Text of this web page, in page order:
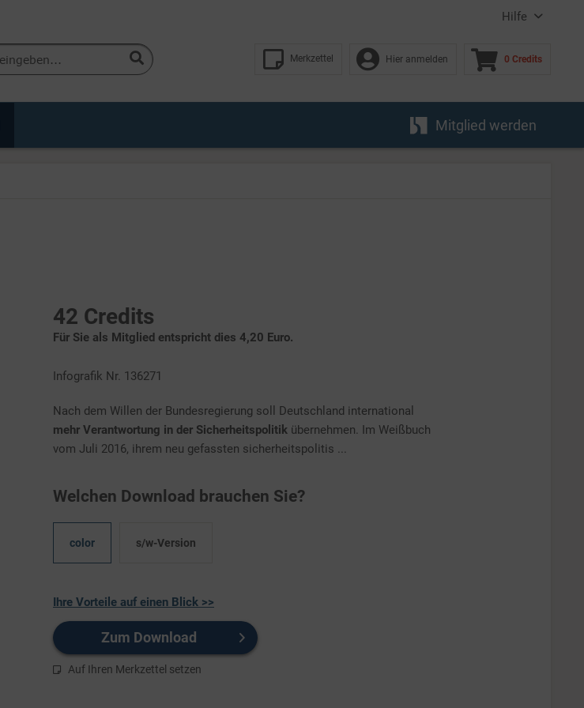
Hilfe
Merkzettel Hier anmelden 0 Credits
Mitglied werden
42 Credits
Für Sie als Mitglied entspricht dies 4,20 Euro.
Infografik Nr. 136271
Nach dem Willen der Bundesregierung soll Deutschland international
mehr Verantwortung in der Sicherheitspolitik übernehmen. Im Weißbuch
vom Juli 2016, ihrem neu gefassten sicherheitspolitis ...
Welchen Download brauchen Sie?
color s/w-Version
Ihre Vorteile auf einen Blick >>
Zum Download
Auf Ihren Merkzettel setzen